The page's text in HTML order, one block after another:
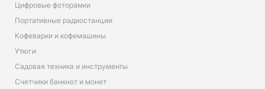
Цифровые фоторамки
Портативные радиостанции
Кофеварки и кофемашины
Утюги
Садовая техника и инструменты
Счетчики банкнот и монет